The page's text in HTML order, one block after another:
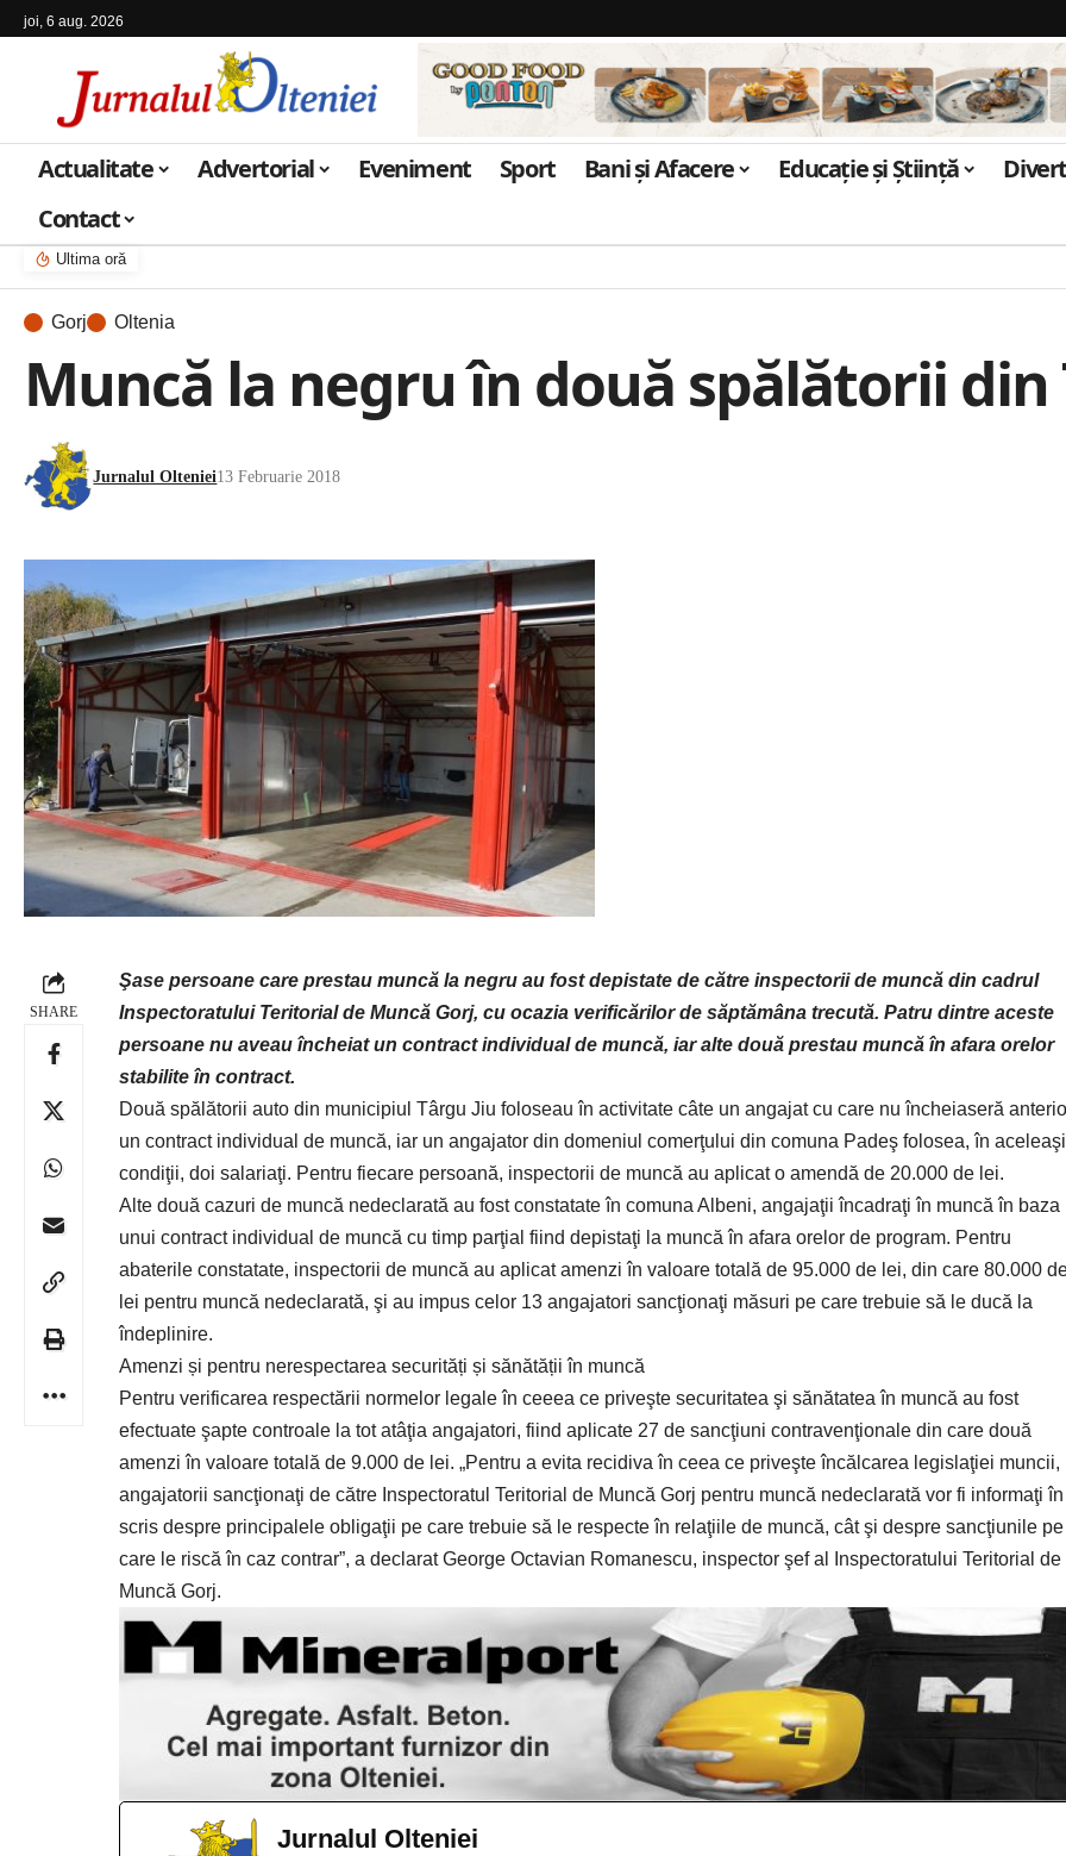
joi, 6 aug. 2026
Actualitate Advertorial Eveniment Sport Bani și Afacere Educație și Știință
Contact
Ultima oră
Gorj Oltenia
Muncă la negru în două spălătorii din
Jurnalul Olteniei13 Februarie 2018
SHARE
Şase persoane care prestau muncă la negru au fost depistate de către inspectorii de muncă din cadrul
Inspectoratului Teritorial de Muncă Gorj, cu ocazia verificărilor de săptămâna trecută. Patru dintre aceste
persoane nu aveau încheiat un contract individual de muncă, iar alte două prestau muncă în afara orelor
stabilite în contract.
Două spălătorii auto din municipiul Târgu Jiu foloseau în activitate câte un angajat cu care nu încheiaseră
un contract individual de muncă, iar un angajator din domeniul comerţului din comuna Padeş folosea, în aceleaşi
condiţii, doi salariaţi. Pentru fiecare persoană, inspectorii de muncă au aplicat o amendă de 20.000 de lei.
Alte două cazuri de muncă nedeclarată au fost constatate în comuna Albeni, angajaţii încadraţi în muncă în baza
unui contract individual de muncă cu timp parţial fiind depistaţi la muncă în afara orelor de program. Pentru
abaterile constatate, inspectorii de muncă au aplicat amenzi în valoare totală de 95.000 de lei, din care 80.000
lei pentru muncă nedeclarată, şi au impus celor 13 angajatori sancţionaţi măsuri pe care trebuie să le ducă la
îndeplinire.
Amenzi și pentru nerespectarea securități și sănătății în muncă
Pentru verificarea respectării normelor legale în ceeea ce priveşte securitatea şi sănătatea în muncă au fost
efectuate şapte controale la tot atâţia angajatori, fiind aplicate 27 de sancţiuni contravenţionale din care două
amenzi în valoare totală de 9.000 de lei. „Pentru a evita recidiva în ceea ce priveşte încălcarea legislaţiei muncii,
angajatorii sancţionaţi de către Inspectoratul Teritorial de Muncă Gorj pentru muncă nedeclarată vor fi informaţi în
scris despre principalele obligaţii pe care trebuie să le respecte în relaţiile de muncă, cât şi despre sancţiunile pe
care le riscă în caz contrar”, a declarat George Octavian Romanescu, inspector şef al Inspectoratului Teritorial de
Muncă Gorj.
Jurnalul Olteniei